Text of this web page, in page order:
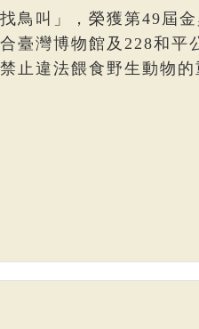
鳥叫」，榮獲第49屆金
臺灣博物館及228和平
止違法餵食野生動物的